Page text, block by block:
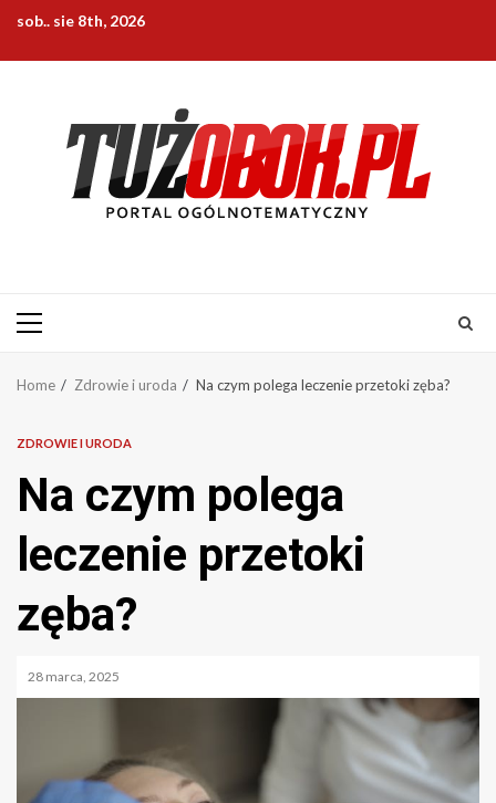
content
sob.. sie 8th, 2026
Primary
Home Zdrowie i uroda Na czym polega leczenie przetoki zęba?
ZDROWIE I URODA
Na czym polega
leczenie przetoki
zęba?
28 marca, 2025